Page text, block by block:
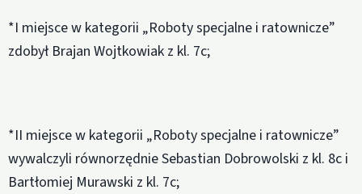
*I miejsce w kategorii „Roboty specjalne i ratownicze”
zdobył Brajan Wojtkowiak z kl. 7c;
*II miejsce w kategorii „Roboty specjalne i ratownicze”
wywalczyli równorzędnie Sebastian Dobrowolski z kl. 8c i
Bartłomiej Murawski z kl. 7c;